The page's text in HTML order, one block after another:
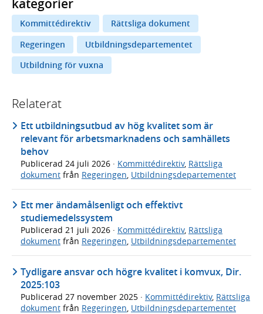
kategorier
Kommittédirektiv
Rättsliga dokument
Regeringen
Utbildningsdepartementet
Utbildning för vuxna
Relaterat
Ett utbildningsutbud av hög kvalitet som är
relevant för arbetsmarknadens och samhällets
behov
Publicerad 24 juli 2026 · Kommittédirektiv, Rättsliga
dokument från Regeringen Utbildningsdepartementet
Ett mer ändamålsenligt och effektivt
studiemedelssystem
Publicerad 21 juli 2026 · Kommittédirektiv, Rättsliga
dokument från Regeringen, Utbildningsdepartementet
Tydligare ansvar och högre kvalitet i komvux, Dir.
2025:103
Publicerad 27 november 2025 · Kommittédirektiv, Rättsliga
dokument från Regeringen, Utbildningsdepartementet